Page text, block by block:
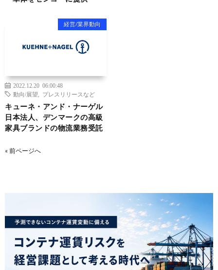
経営/業界動向
2022.12.20 06:00:48
動向/展望
プレスリリースなど
キューネ・アンド・ナーゲル
日本法人、デンマークの高級
家具ブランドの物流業務受託
« 前ページへ